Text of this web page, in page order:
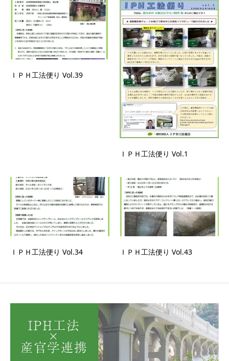
ＩＰＨ工法便り Vol.39
ＩＰＨ工法便り Vol.1
ＩＰＨ工法便り Vol.34 ＩＰＨ工法便り Vol.43